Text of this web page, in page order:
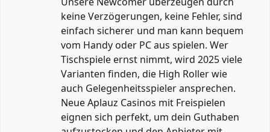
keine Verzögerungen, keine Fehler, sind
einfach sicherer und man kann bequem
vom Handy oder PC aus spielen. Wer
Tischspiele ernst nimmt, wird 2025 viele
Varianten finden, die High Roller wie
auch Gelegenheitsspieler ansprechen.
Neue Aplauz Casinos mit Freispielen
eignen sich perfekt, um dein Guthaben